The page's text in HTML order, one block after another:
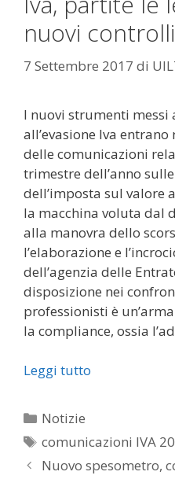
nuovi
7 Settembre 2017 di
I nuovi strumenti messi
all’evasione Iva
delle comunicazioni
trimestre dell’anno
dell’imposta sul valore
la macchina voluta dal
alla manovra dello
l’elaborazione e
dell’agenzia delle
disposizione nei
professionisti è
la compliance, ossia
Leggi tutto
Categorie
Notizie
Tag
comunicazioni IVA
Nuovo spesometro,